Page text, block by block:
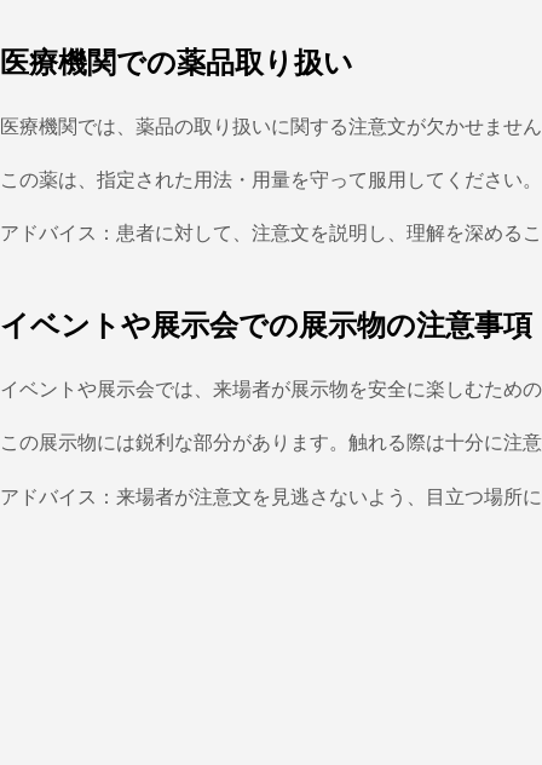
医療機関での薬品取り扱い
医療機関では、薬品の取り扱いに関する注意文が欠かせませ
この薬は、指定された用法・用量を守って服用してください
アドバイス：患者に対して、注意文を説明し、理解を深める
イベントや展示会での展示物の注意事項
イベントや展示会では、来場者が展示物を安全に楽しむため
この展示物には鋭利な部分があります。触れる際は十分に注
アドバイス：来場者が注意文を見逃さないよう、目立つ場所